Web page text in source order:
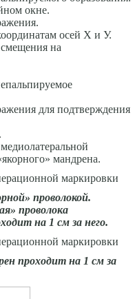
окне.
осей X и У.
смещения на
для подтверждения
мандрена.
проволокой.
проволока
на 1 см за него.
проходит на 1 см за